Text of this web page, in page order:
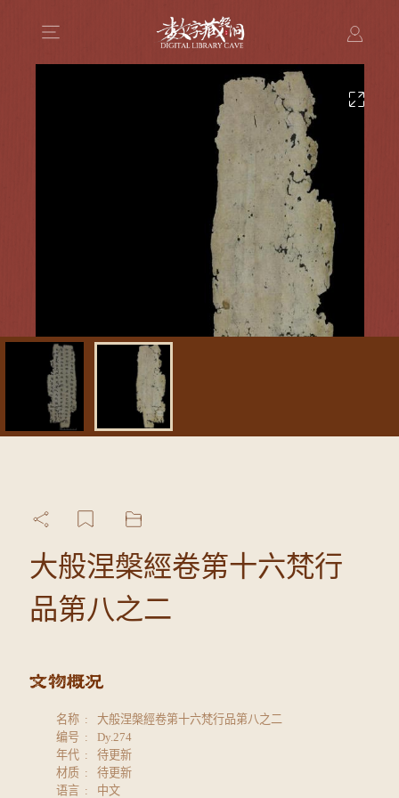
大般涅槃經卷第十六梵行
品第八之二
名称
大般涅槃經卷第十六梵行品第八之二
编号
Dy.274
年代
待更新
材质
待更新
语言
中文